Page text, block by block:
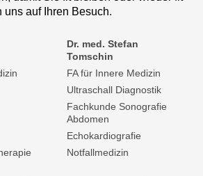
uns auf Ihren Besuch.
Dr. med. Stefan
Tomschin
FA für Innere Medizin
Ultraschall Diagnostik
Fachkunde Sonografie
Abdomen
Echokardiografie
Notfallmedizin